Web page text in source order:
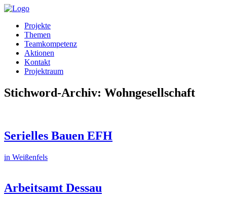
Projekte
Themen
Teamkompetenz
Aktionen
Kontakt
Projektraum
Stichword-Archiv: Wohngesellschaft
Serielles Bauen EFH
in Weißenfels
Arbeitsamt Dessau